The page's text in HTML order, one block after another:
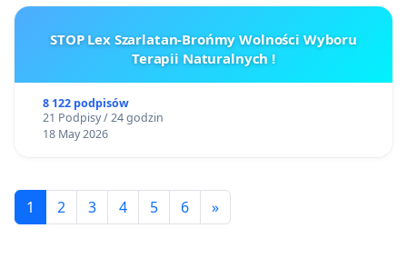
STOP Lex Szarlatan-Brońmy Wolności Wyboru
Terapii Naturalnych !
8 122 podpisów
21 Podpisy / 24 godzin
18 May 2026
1 2 3 4 5 6 »